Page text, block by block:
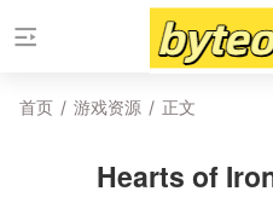
首页 / 游戏资源 / 正文
Hearts of